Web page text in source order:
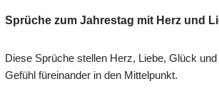
Sprüche zum Jahrestag mit Herz und
Diese Sprüche stellen Herz, Liebe, Glück
Gefühl füreinander in den Mittelpunkt.